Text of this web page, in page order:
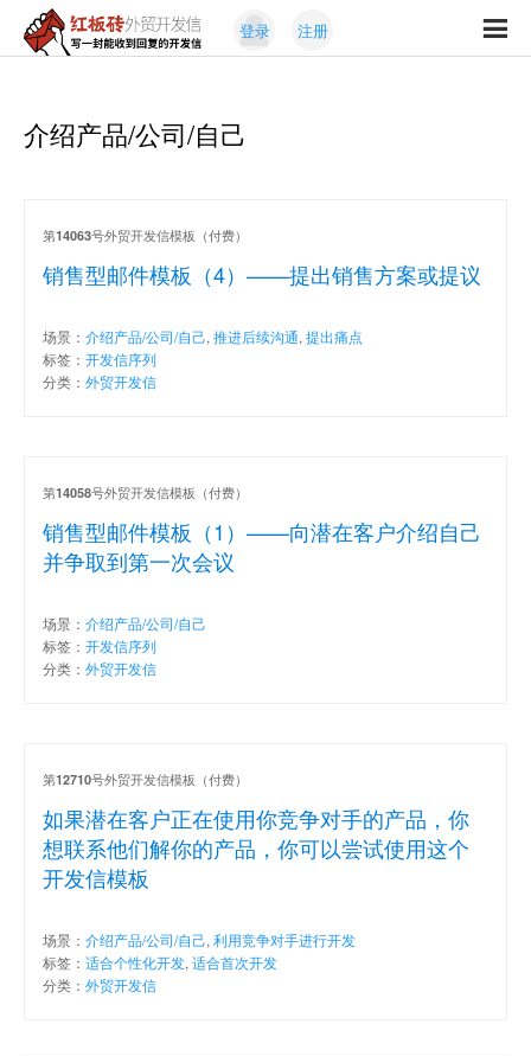
红
外
贸
信
封
能
登录 注册
介绍产品/公司/自己
销售型邮件模板（4）——提出销售方案或提议
第14063号外贸开发信模板（付费）
场景： 介绍产品/公司/自己, 推进后续沟通, 提出痛点
标签： 开发信序列
分类： 外贸开发信
销售型邮件模板（1）——向潜在客户介绍自己
并争取到第一次会议
第14058号外贸开发信模板（付费）
场景： 介绍产品/公司/自己
标签： 开发信序列
分类： 外贸开发信
如果潜在客户正在使用你竞争对手的产品，你
想联系他们解你的产品，你可以尝试使用这个
开发信模板
第12710号外贸开发信模板（付费）
场景： 介绍产品/公司/自己, 利用竞争对手进行开发
标签： 适合个性化开发, 适合首次开发
分类： 外贸开发信